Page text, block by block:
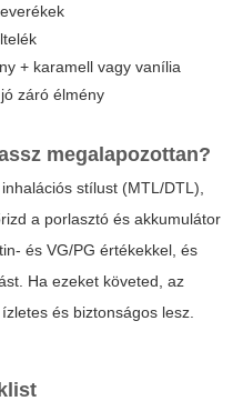
+ karamell vagy vanília
záró élmény
megalapozottan?
stílust (MTL/DTL),
a porlasztó és akkumulátor
és VG/PG értékekkel, és
Ha ezeket követed, az
és biztonságos lesz.